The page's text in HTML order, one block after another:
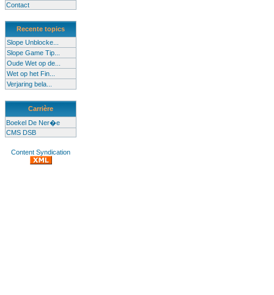
Contact
Recente topics
Slope Unblocke...
Slope Game Tip...
Oude Wet op de...
Wet op het Fin...
Verjaring bela...
Carrière
Boekel De Ner�e
CMS DSB
Content Syndication